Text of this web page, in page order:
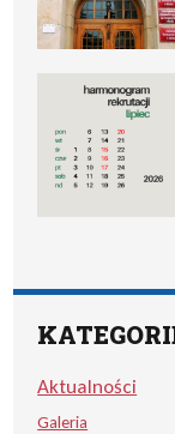
Aktualności
Galeria